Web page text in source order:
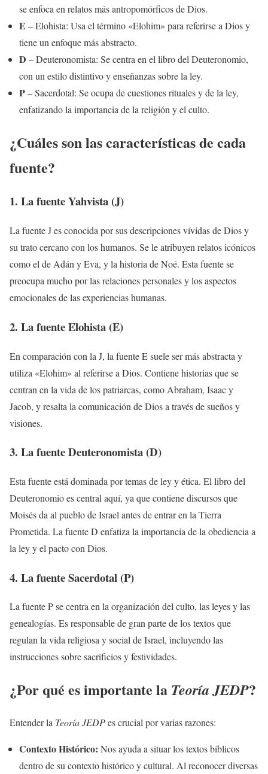
se enfoca en relatos más antropomórficos de Dios.
E – Elohista: Usa el término «Elohim» para referirse a Dios y
tiene un enfoque más abstracto.
D – Deuteronomista: Se centra en el libro del Deuteronomio,
con un estilo distintivo y enseñanzas sobre la ley.
P– Sacerdotal: Se ocupa de cuestiones rituales y de la ley,
enfatizando la importancia de la religión y el culto.
¿Cuáles son las características de cada
fuente?
1. La fuente Yahvista (J)
La fuente J es conocida por sus descripciones vívidas de Dios y
su trato cercano con los humanos. Se le atribuyen relatos icónicos
como el de Adán y Eva, y la historia de Noé. Esta fuente se
preocupa mucho por las relaciones personales y los aspectos
emocionales de las experiencias humanas.
2. La fuente Elohista (E)
En comparación con la J, la fuente E suele ser más abstracta y
utiliza «Elohim» al referirse a Dios. Contiene historias que se
centran en la vida de los patriarcas, como Abraham, Isaac y
Jacob, y resalta la comunicación de Dios a través de sueños y
visiones.
3. La fuente Deuteronomista (D)
Esta fuente está dominada por temas de ley y ética. El libro del
Deuteronomio es central aquí, ya que contiene discursos que
Moisés da al pueblo de Israel antes de entrar en la Tierra
Prometida. La fuente D enfatiza la importancia de la obediencia a
la ley y el pacto con Dios.
4. La fuente Sacerdotal (P)
La fuente P se centra en la organización del culto, las leyes y las
genealogías. Es responsable de gran parte de los textos que
regulan la vida religiosa y social de Israel, incluyendo las
instrucciones sobre sacrificios y festividades.
¿Por qué es importante la Teoría JEDP?
Entender la Teoría JEDPes crucial por varias razones:
Contexto Histórico: Nos ayuda a situar los textos bíblicos
dentro de su contexto histórico y cultural. Al reconocer diversas